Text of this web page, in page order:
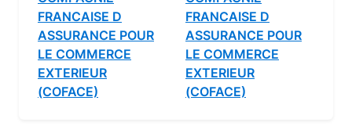
FRANCAISE D
ASSURANCE POUR
LE COMMERCE
EXTERIEUR
(COFACE)
FRANCAISE D
ASSURANCE POUR
LE COMMERCE
EXTERIEUR
(COFACE)